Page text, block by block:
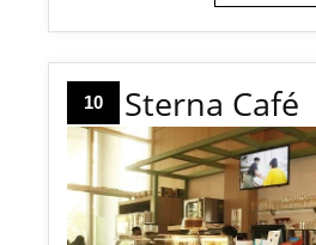
10 Sterna Café